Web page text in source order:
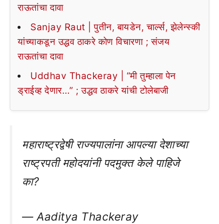
राऊतांचा दावा
Sanjay Raut | पुतीन, बायडेन, चार्ल्स, झेलेन्स्की
यांच्याकडून उद्धव ठाकरे कोण विचारणा ; संजय
राऊतांचा दावा
Uddhav Thackeray | “मी तुम्हाला पेन
ड्राईव्ह देणार…” ; उद्धव ठाकरे यांची टोलेबाजी
महाराष्ट्रद्वेषी राज्यपालांना आपल्या देशाच्या
राष्ट्रपती महोदयांनी पदमुक्त केले पाहिजे
का?
— Aaditya Thackeray